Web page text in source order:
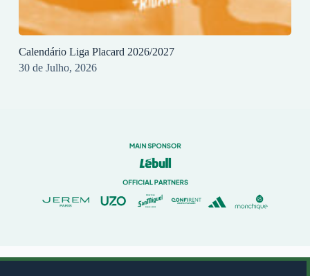
Calendário Liga Placard 2026/2027
30 de Julho, 2026